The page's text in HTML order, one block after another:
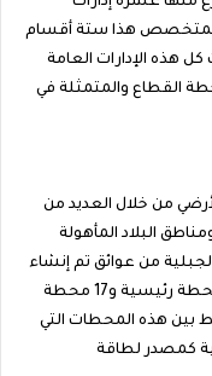
هذا ستة أقسام
هذه الإدارات العامة
القطاع والمتمثلة في
من خلال العديد من
البلاد المأهولة
من عوائق تم إنشاء
98 محطة تقوية رئيسية وفرعية، منها 81 محطة رئيسية و17 محطة
بين هذه المحطات التي
كمصدر لطاقة